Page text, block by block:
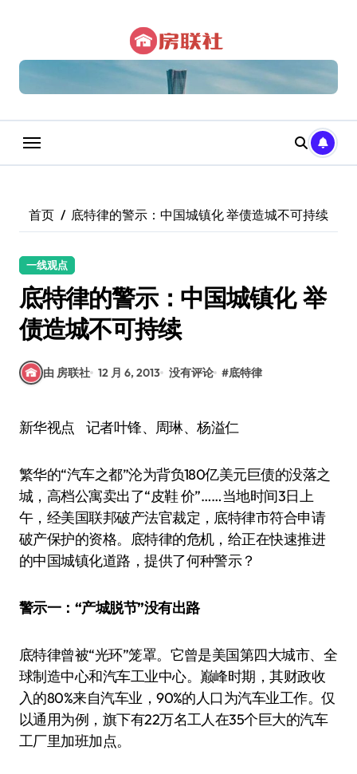
首页 底特律的警示：中国城镇化 举债造城不可持续
一线观点
底特律的警示：中国城镇化 举
债造城不可持续
由 房联社 12 月 6, 2013 没有评论 #底特律
新华视点 记者叶锋、周琳、杨溢仁
繁华的“汽车之都”沦为背负180亿美元巨债的没落之
城，高档公寓卖出了“皮鞋 价”……当地时间3日上
午，经美国联邦破产法官裁定，底特律市符合申请
破产保护的资格。底特律的危机，给正在快速推进
的中国城镇化道路，提供了何种警示？
警示一：“产城脱节”没有出路
底特律曾被“光环”笼罩。它曾是美国第四大城市、全
球制造中心和汽车工业中心。巅峰时期，其财政收
入的80%来自汽车业，90%的人口为汽车业工作。仅
以通用为例，旗下有22万名工人在35个巨大的汽车
工厂里加班加点。